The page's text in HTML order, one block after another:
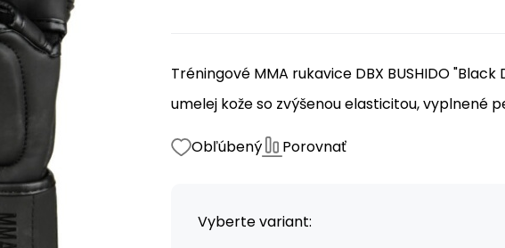
Tréningové MMA rukavice DBX BUSHIDO
umelej kože so zvýšenou elasticitou, vyplnené
Obľúbený Porovnať
Vyberte variant: